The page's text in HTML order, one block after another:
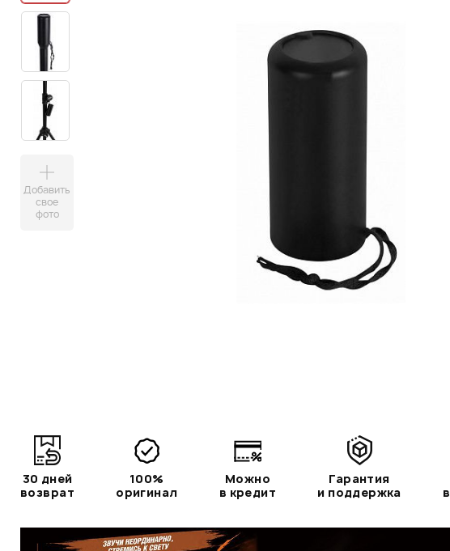
Добавить
свое
фото
30 дней
возврат
100%
оригинал
Можно
в кредит
Гарантия
и поддержка